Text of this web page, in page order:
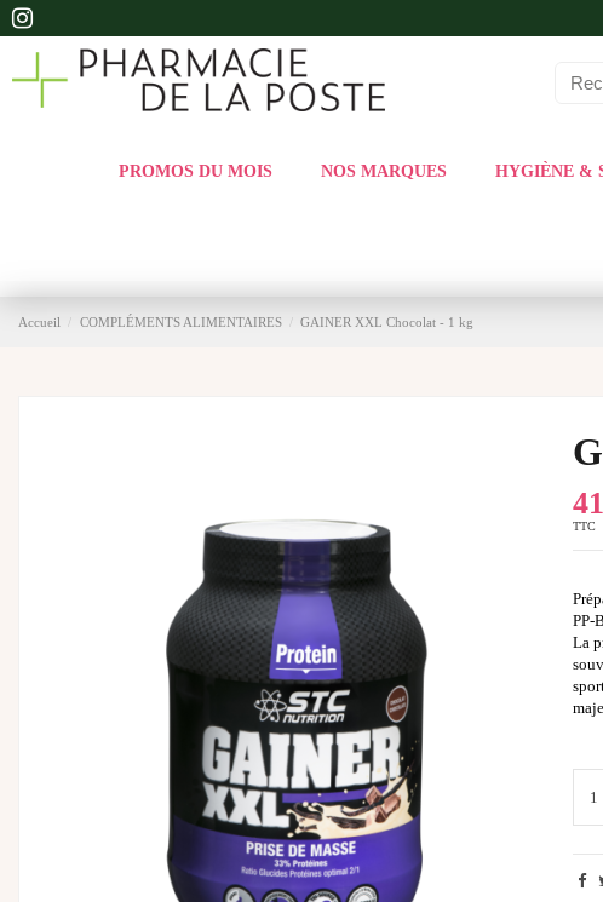
PROMOS DU MOIS NOS MARQUES HYGIÈNE &
Accueil COMPLÉMENTS ALIMENTAIRES GAINER XXL Chocolat - 1 kg
TTC
PP-
La